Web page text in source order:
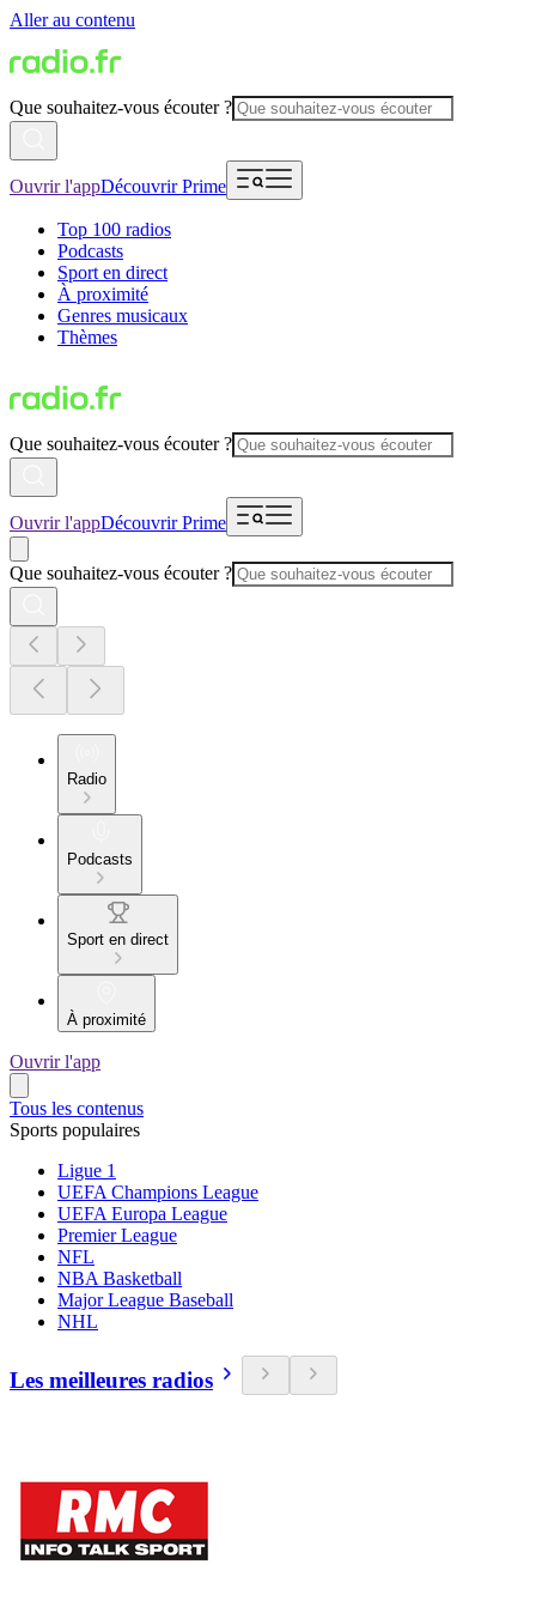
Aller au contenu
Que souhaitez-vous écouter ?
Ouvrir l'appDécouvrir Prime
Top 100 radios
Podcasts
Sport en direct
À proximité
Genres musicaux
Thèmes
Que souhaitez-vous écouter ?
Ouvrir l'appDécouvrir Prime
Que souhaitez-vous écouter ?
Radio
Podcasts
Sport en direct
À proximité
Ouvrir l'app
Tous les contenus
Sports populaires
Ligue 1
UEFA Champions League
UEFA Europa League
Premier League
NFL
NBA Basketball
Major League Baseball
NHL
Les meilleures radios